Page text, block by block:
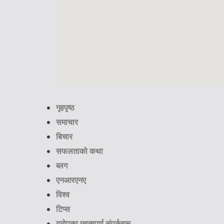
गृहपृष्ठ
समाचार
बिचार
सफलताको कथा
ब्लग
एनआरएनए
विश्व
टिप्स